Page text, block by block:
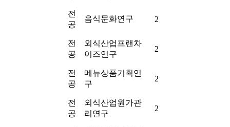
전
공
음식문화연구 2
전
공
외식산업프랜차
이즈연구
2
전
공
메뉴상품기획연
구
2
전
공
외식산업원가관
리연구
2